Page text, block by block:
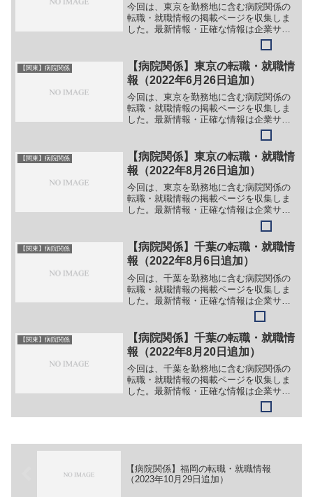
今回は、東京を勤務地に含む病院関係の
転職・就職情報の掲載ページを収集しま
した。最新情報・正確な情報は企業サイ
トでご確認ください。①【会社名】医療
法人社団 仁寿会 中村病院【職務】
［常勤］＞＞（１）看護師＞＞（２）看
護補助者＞＞（３）薬剤師＞...
【関東】病院関係
【病院関係】東京の転職・就職情
報（2022年6月26日追加）
今回は、東京を勤務地に含む病院関係の
転職・就職情報の掲載ページを収集しま
した。最新情報・正確な情報は企業サイ
トでご確認ください。①【会社名】板橋
中央総合病院/板橋セントラルクリニック
【職務】［常勤］＞＞（１）医師（消化
器内科＞＞（２）医師（...
【関東】病院関係
【病院関係】東京の転職・就職情
報（2022年8月26日追加）
今回は、東京を勤務地に含む病院関係の
転職・就職情報の掲載ページを収集しま
した。最新情報・正確な情報は企業サイ
トでご確認ください。①【会社名】医療
法人社団 哲仁会 井口病院【職務】［常
勤］＞＞（１）正看護師（外来・病棟）
＞＞（２）准看護師（外...
【関東】病院関係
【病院関係】千葉の転職・就職情
報（2022年8月6日追加）
今回は、千葉を勤務地に含む病院関係の
転職・就職情報の掲載ページを収集しま
した。最新情報・正確な情報は企業サイ
トでご確認ください。①【会社名】医療
法人徳洲会 館山病院【職務】［常勤］＞
＞（１）医師（一般外科）＞＞（２）医
師（脳神経外科）＞＞（...
【関東】病院関係
【病院関係】千葉の転職・就職情
報（2022年8月20日追加）
今回は、千葉を勤務地に含む病院関係の
転職・就職情報の掲載ページを収集しま
した。最新情報・正確な情報は企業サイ
トでご確認ください。①【会社名】医療
法人 曙会 流山中央病院【職務】［新
【病院関係】福岡の転職・就職情報
（2023年10月29日追加）